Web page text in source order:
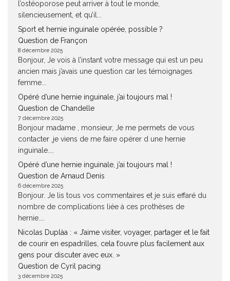
l’ostéoporose peut arriver à tout le monde,
silencieusement, et qu’il...
Sport et hernie inguinale opérée, possible ?
Question de Françon
8 décembre 2025
Bonjour, Je vois à l’instant votre message qui est un peu
ancien mais j’avais une question car les témoignages
femme...
Opéré d’une hernie inguinale, j’ai toujours mal !
Question de Chandelle
7 décembre 2025
Bonjour madame , monsieur, Je me permets de vous
contacter ,je viens de me faire opérer d une hernie
inguinale....
Opéré d’une hernie inguinale, j’ai toujours mal !
Question de Arnaud Denis
6 décembre 2025
Bonjour. Je lis tous vos commentaires et je suis effaré du
nombre de complications liée à ces prothèses de
hernie....
Nicolas Duplàa : « J’aime visiter, voyager, partager et le fait
de courir en espadrilles, cela t’ouvre plus facilement aux
gens pour discuter avec eux. »
Question de Cyril pacing
3 décembre 2025